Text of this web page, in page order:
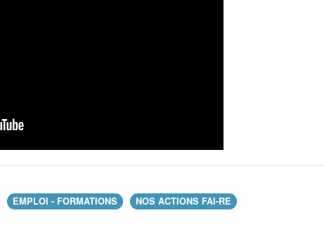
EMPLOI - FORMATIONS NOS ACTIONS FAI-RE